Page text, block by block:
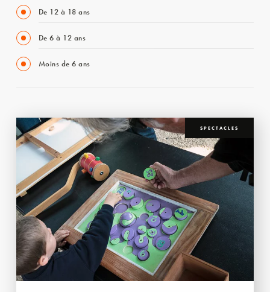
De 12 à 18 ans
De 6 à 12 ans
Moins de 6 ans
SPECTACLES